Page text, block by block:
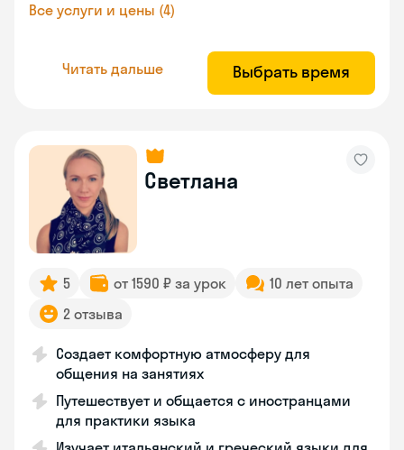
Все услуги и цены (4)
Читать дальше Выбрать время
Светлана
5 от 1590 ₽ за урок
10 лет опыта
2 отзыва
Создает комфортную атмосферу для
общения на занятиях
Путешествует и общается с иностранцами
для практики языка